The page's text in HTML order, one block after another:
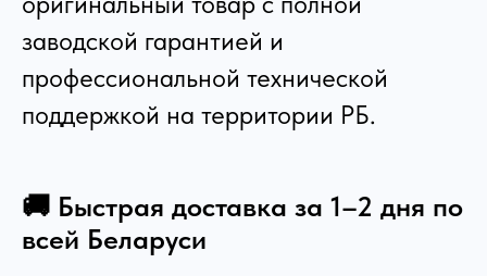
заводской гарантией и
профессиональной технической
поддержкой на территории РБ.
🚚 Быстрая доставка за 1–2 дня по
всей Беларуси